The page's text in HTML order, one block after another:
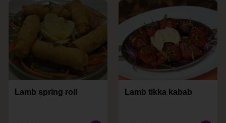
Lamb spring roll Lamb tikka kabab